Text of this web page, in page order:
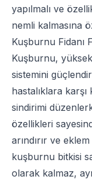
yapılmalı ve
nemli kalmasına
Kuşburnu Fidanı
Kuşburnu, yüksek
sistemini
hastalıklara
sindirimi
özellikleri
arındırır ve
kuşburnu bitkisi
olarak kalmaz,